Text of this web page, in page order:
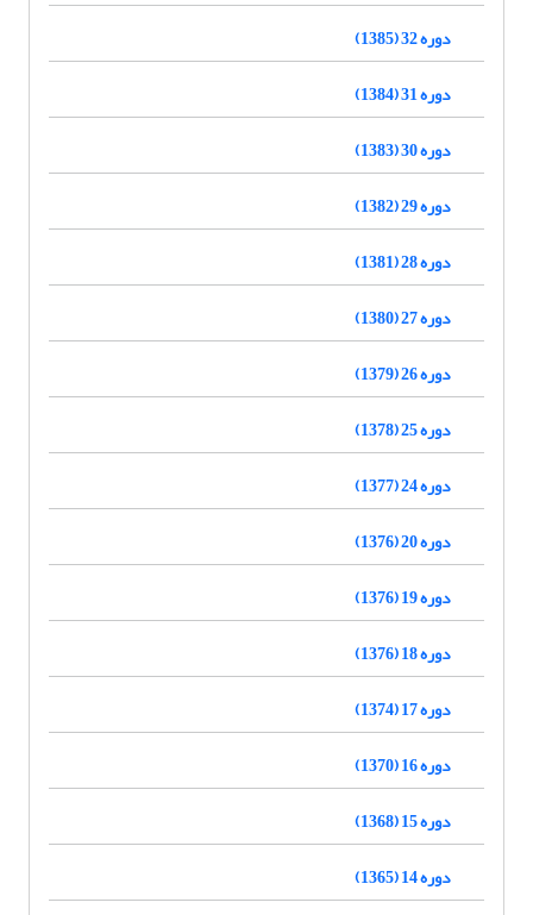
دوره 32 (1385)
دوره 31 (1384)
دوره 30 (1383)
دوره 29 (1382)
دوره 28 (1381)
دوره 27 (1380)
دوره 26 (1379)
دوره 25 (1378)
دوره 24 (1377)
دوره 20 (1376)
دوره 19 (1376)
دوره 18 (1376)
دوره 17 (1374)
دوره 16 (1370)
دوره 15 (1368)
دوره 14 (1365)